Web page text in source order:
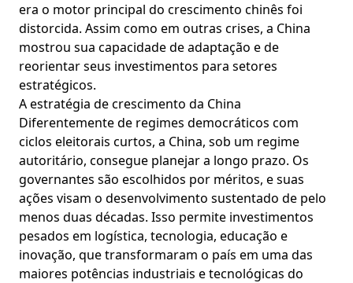
era o motor principal do crescimento chinês foi
distorcida. Assim como em outras crises, a China
mostrou sua capacidade de adaptação e de
reorientar seus investimentos para setores
estratégicos.
A estratégia de crescimento da China
Diferentemente de regimes democráticos com
ciclos eleitorais curtos, a China, sob um regime
autoritário, consegue planejar a longo prazo. Os
governantes são escolhidos por méritos, e suas
ações visam o desenvolvimento sustentado de pelo
menos duas décadas. Isso permite investimentos
pesados em logística, tecnologia, educação e
inovação, que transformaram o país em uma das
maiores potências industriais e tecnológicas do